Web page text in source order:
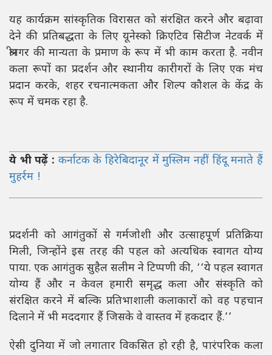
यह कार्यक्रम सांस्कृतिक विरासत को संरक्षित करने और बढ़ावा
देने की प्रतिबद्धता के लिए यूनेस्को क्रिएटिव सिटीज नेटवर्क में
श्रीनगर की मान्यता के प्रमाण के रूप में भी काम करता है. नवीन
कला रूपों का प्रदर्शन और स्थानीय कारीगरों के लिए एक मंच
प्रदान करके, शहर रचनात्मकता और शिल्प कौशल के केंद्र के
रूप में चमक रहा है.
ये भी पढ़ें : कर्नाटक के हिरेबिदानूर में मुस्लिम नहीं हिंदू मनाते हैं
मुहर्रम !
प्रदर्शनी को आगंतुकों से गर्मजोशी और उत्साहपूर्ण प्रतिक्रिया
मिली, जिन्होंने इस तरह की पहल को अत्यधिक स्वागत योग्य
पाया. एक आगंतुक सुहैल सलीम ने टिप्पणी की, ‘‘ये पहल स्वागत
योग्य हैं और न केवल हमारी समृद्ध कला और संस्कृति को
संरक्षित करने में बल्कि प्रतिभाशाली कलाकारों को वह पहचान
दिलाने में भी मददगार हैं जिसके वे वास्तव में हकदार हैं.’’
ऐसी दुनिया में जो लगातार विकसित हो रही है, पारंपरिक कला